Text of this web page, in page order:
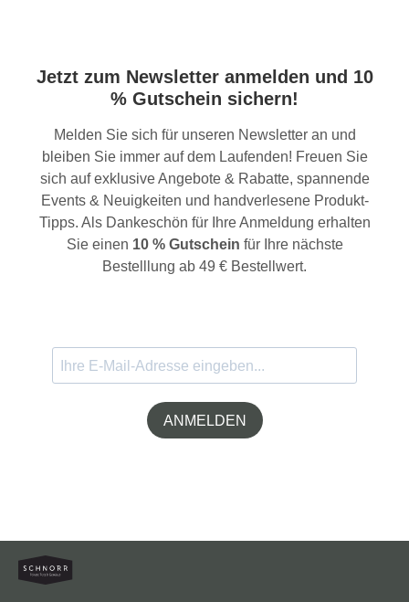
Jetzt zum Newsletter anmelden und 10
% Gutschein sichern!
Melden Sie sich für unseren Newsletter an und
bleiben Sie immer auf dem Laufenden! Freuen Sie
sich auf exklusive Angebote & Rabatte, spannende
Events & Neuigkeiten und handverlesene Produkt-
Tipps. Als Dankeschön für Ihre Anmeldung erhalten
Sie einen 10 % Gutschein für Ihre nächste
Bestelllung ab 49 € Bestellwert.
ANMELDEN